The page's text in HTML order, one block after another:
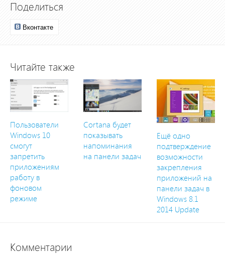
Поделиться
Вконтакте
Читайте также
Пользователи
Windows 10
смогут
запретить
приложениям
работу в
фоновом
режиме
Cortana будет
показывать
напоминания
на панели задач
Ещё одно
подтверждение
возможности
закрепления
приложений на
панели задач в
Windows 8.1
2014 Update
Комментарии